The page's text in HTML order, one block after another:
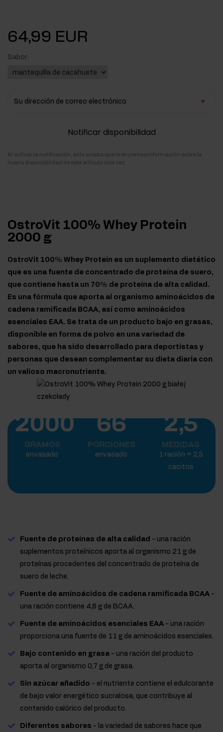
64,99 EUR
Sabor:
Su dirección de correo electrónico
Notificar disponibilidad
Al activar la notificación, sólo acepta que le enviemos información sobre la
nueva disponibilidad de este artículo una vez.
OstroVit 100% Whey Protein
2000 g
OstroVit 100% Whey Protein es un suplemento dietético
que es una fuente de concentrado de proteína de suero,
que contiene hasta un 70% de proteína de alta calidad.
Es una fórmula que aporta al organismo aminoácidos de
cadena ramificada BCAA, así como aminoácidos
esenciales EAA. Se trata de un producto bajo en grasas,
disponible en forma de polvo en una variedad de
sabores, que ha sido desarrollado para deportistas y
personas que desean complementar su dieta diaria con
un valioso macronutriente.
2000
GRAMOS
envasado
66
PORCIONES
envasado
2,5
MEDIDAS
1 ración = 2,5
cacitos
Fuente de proteínas de alta calidad - una ración
suplementos proteínicos aporta al organismo 21 g de
proteínas procedentes del concentrado de proteína de
suero de leche.
Fuente de aminoácidos de cadena ramificada BCAA -
una ración contiene 4,8 g de BCAA.
Fuente de aminoácidos esenciales EAA - una ración
proporciona una fuente de 11 g de aminoácidos esenciales.
Bajo contenido en grasa - una ración del producto
aporta al organismo 0,7 g de grasa.
Sin azúcar añadido - el nutriente contiene el edulcorante
de bajo valor energético sucralosa, que contribuye al
contenido calórico del producto.
Diferentes sabores - la variedad de sabores hace que